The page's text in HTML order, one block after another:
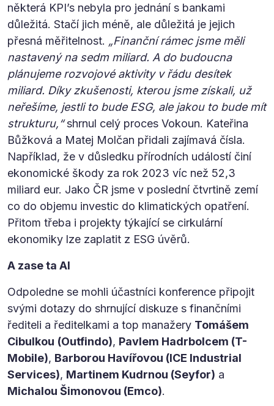
některá KPI’s nebyla pro jednání s bankami
důležitá. Stačí jich méně, ale důležitá je jejich
přesná měřitelnost. „Finanční rámec jsme měli
nastavený na sedm miliard. A do budoucna
plánujeme rozvojové aktivity v řádu desítek
miliard. Díky zkušenosti, kterou jsme získali, už
neřešíme, jestli to bude ESG, ale jakou to bude mít
strukturu,“shrnul celý proces Vokoun. Kateřina
Bůžková a Matej Molčan přidali zajímavá čísla.
Například, že v důsledku přírodních událostí činí
ekonomické škody za rok 2023 víc než 52,3
miliard eur. Jako ČR jsme v poslední čtvrtině zemí
co do objemu investic do klimatických opatření.
Přitom třeba i projekty týkající se cirkulární
ekonomiky lze zaplatit z ESG úvěrů.
A zase ta AI
Odpoledne se mohli účastníci konference připojit
svými dotazy do shrnující diskuze s finančními
řediteli a ředitelkami a top manažery Tomášem
Cibulkou (Outfindo), Pavlem Hadrbolcem (T-
Mobile), Barborou Havířovou (ICE Industrial
Services), Martinem Kudrnou (Seyfor) a
Michalou Šimonovou (Emco).